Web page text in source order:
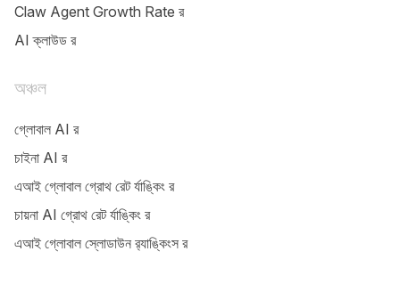
Claw Agent Growth Rate র‌‍‍‍‍‍‍‍‍‍‍‍‍‍‍‍‍‍‍‍‍‍‍‍‍‍‍‍‍‍‍‍‍‍‍‍‍‍‍‍‍‍‍‍‍‍‍‍‍‍‍‍‍‍‍‍‍‍‍‍‍‍‍‍‍‍‍‍‍‍‍‍‍‍‍‍‍‍‍‍‍‍‍‍‍‍‍‍‍‍‍‍‍‍‍‍‍‍‍‍‍‍‍‍‍‍‍‍‍‍‍‍‍‍‍‍‍‍‍‍‍‍‍‍‍‍‍‍‍‍‍‍‍‍‍‍‍‍‍‍‍‍‍‍‍‍‍‍‍‍‍‍‍‍‍‍‍‍‍‍‍‍‍‍‍‍‍‍‍‍‍‍‍‍‍‍‍‍‍‍‍‍‍‍‍‍‍‍‍‍‍‍‍‍‍‍‍‍‍‍‍‍‍‍‍‍‍‍‍‍‍‍‍‍‍‍‍‍‍‍‍‍‍‍‍‍‍‍‍‍‍‍‍‍‍‍‍‍‍‍‍‍‍‍‍‍‍‍‍‍‍‍‍‍‍‍‍‍‍‍‍‍‍‍‍‍‍‍‍‍‍‍‍‍‍‍‍‍‍‍‍‍‍‍‍‍‍‍‍‍‍‍‍‍‍‍‍‍‍‍‍‍‍‍‍‍‍‍‍‍‍‍‍‍‍‍‍‍‍‍‍‍‍‍‍‍‍‍‍‍‍‍‍‍‍‍‍‍‍‍‍‍‍‍‍‍‍‍‍‍‍‍‍‍‍‍‍‍‍‍‍‍‍‍‍‍‍‍‍‍‍‍‍‍‍‍‍‍‍‍‍‍‍‍‍‍‍‍‍‍‍‍‍‍‍‍‍‍‍‍‍‍‍‍‍‍‍‍‍‍‍‍‍‍‍‍‍‍‍‍‍‍‍‍‍‍‍‍‍‍‍‍‍‍‍‍‍‍‍‍‍‍‍‍‍‍‍‍‍‍‍‍‍‍‍‍‍‍‍‍‍‍‍‍‍‍‍‍‍‍‍‍‍‍‍‍‍‍‍‍‍‍‍‍‍‍‍‍‍‍‍‍‍‍‍‍‍‍‍‍‍‍‍‍‍‍‍‍‍‍‍‍‍‍‍‍‍‍‍‍‍‍‍‍‍‍‍‍‍‍‍‍‍‍‍‍‍‍‍‍‍‍‍‍‍‍‍‍‍‍‍‍‍‍‍‍‍‍‍‍‍‍‍‍‍‍‍‍‍‍‍‍‍‍‍‍‍‍‍‍‍‍‍‍‍‍‍‍‍‍‍‍‍‍‍‍‍‍‍‍‍‍‍‍‍‍‍‍‍‍‍‍‍‍‍‍‍‍‍‍‍‍‍‍‍‍‍‍‍‍‍‍‍‍‍‍‍‍‍‍‍‍‍‍‍‍‍‍‍‍‍‍‍‍‍‍‍‍‍‍‍‍‍‍‍‍‍‍‍‍‍‍‍‍‍‍‍‍‍‍‍‍‍‍‍‍‍‍‍‍‍‍‍‍‍‍‍‍‍‍‍‍‍‍‍‍‍‍‍‍‍‍‍‍‍‍‍‍‍‍‍‍‍‍‍‍‍‍‍‍‍‍‍‍‍‍‍‍‍‍‍‍‍‍‍‍‍‍‍‍‍‍‍‍‍‍‍‍‍‍‍‍‍‍‍‍‍‍‍‍‍‍‍‍‍‍‍‍‍‍‍‍‍‍‍‍‍‍‍‍‍‍‍‍‍‍‍‍‍‍‍‍‍‍‍‍‍‍‍‍‍‍‍‍‍‍‍‍‍‍‍‍‍‍‍‍‍‍‍‍‍‍‍‍‍‍‍‍‍‍‍‍‍‍‍‍‍‍‍‍‍‍‍‍‍‍‍‍‍‍‍‍‍‍‍‍‍‍‍‍‍‍‍‍‍‍‍‍‍‍‍‍‍‍‍‍‍‍‍‍‍‍‍‍‍‍‍‍‍‍‍‍‍‍‍‍‍‍‍‍‍‍‍‍‍‍‍‍‍‍‍‍‍‍‍‍‍‍‍‍‍‍‍‍‍‍‍‍‍‍‍‍‍‍‍‍‍‍‍‍‍‍‍‍‍‍‍‍‍‍‍‍‍‍‍‍‍‍‍‍‍‍‍‍‍‍‍‍‍‍‍‍‍‍‍‍‍‍‍‍‍‍‍‍‍‍‍‍‍‍‍‍‍‍‍‍‍‍‍‍‍‍‍‍‍‍‍‍‍‍‍‍‍‍‍‍‍‍‍‍‍‍‍‍‍‍‍‍‍‍‍‍‍‍‍‍‍‍‍‍‍‍‍‍‍‍‍‍‍‍‍‍‍‍‍‍‍‍‍‍‍‍‍‍‍‍‍‍‍‍‍‍‍‍‍‍‍‍‍‍‍‍‍‍‍‍‍‍‍‍‍‍‍‍‍‍‍‍‍‍‍‍‍‍‍‍‍‍‍‍‍‍‍‍‍‍‍‍‍‍‍‍‍‍‍‍‍‍‍‍‍‍‍‍‍‍‍‍‍‍‍‍‍‍‍‍‍‍‍‍‍‍‍‍‍‍‍‍‍‍‍‍‍‍‍‍‍‍‍‍‍‍‍‍‍‍‍‍‍‍‍‍‍‍‍‍‍‍‍‍‍‍‍‍‍‍‍‍‍‍‍‍‍‍‍‍‍‍‍‍‍‍‍‍‍‍‍‍‍‍‍‍‍‍‍‍‍‍‍‍‍‍‍‍‍‍‍‍‍‍‍‍‍‍‍‍‍‍‍‍‍‍‍‍‍‍‍‍‍‍‍‍‍‍‍‍‍‍‍‍‍‍‍‍‍‍‍‍‍‍‍‍‍‍‍‍‍‍‍‍‍‍‍‍‍‍‍‍‍‍‍‍‍‍‍‍‍‍‍‍‍‍‍‍‍‍‍‍‍‍‍‍‍‍‍‍‍‍‍‍‍‍‍‍‍‍‍‍‍‍‍‍‍‍‍‍‍‍‍‍‍‍‍‍‍‍‍‍‍‍‍‍‍‍‍‍‍‍‍‍‍‍‍‍‍‍‍‍‍‍‍‍‍‍‍‍‍‍‍‍‍‍‍‍‍‍‍‍‍‍‍‍‍‍‍‍‍‍‍‍‍‍‍‍‍‍‍‍‍‍‍‍‍‍‍‍‍‍‍‍‍‍‍‍‍‍‍‍‍‍‍‍‍‍‍‍‍‍‍‍‍‍‍‍‍‍‍‍‍‍‍‍‍‍‍‍‍‍‍‍‍‍‍‍‍‍‍‍‍‍‍‍‍‍‍‍‍‍‍‍‍‍‍‍‍‍‍‍‍‍‍‍‍‍‍‍‍‍‍‍‍‍‍‍‍‍‍‍‍‍‍‍‍‍‍‍‍‍‍‍‍‍‍‍‍‍‍‍‍‍‍‍‍‍‍‍‍‍‍‍‍‍‍‍‍‍‍‍‍‍‍‍‍‍‍‍‍‍‍‍‍‍‍‍‍‍‍‍‍‍‍‍‍‍‍‍‍‍‍‍‍‍‍‍‍‍‍‍‍‍‍‍‍‍‍‍‍‍‍‍‍‍‍‍‍‍‍‍‍‍‍‍‍‍‍‍‍‍‍‍‍‍‍‍‍‍‍‍‍‍‍‍‍‍‍‍‍‍‍‍‍‍‍‍‍‍‍‍‍‍‍‍‍‍‍‍‍‍‍‍‍‍‍‍‍‍‍‍‍‍‍‍‍‍‍‍‍‍‍‍‍‍‍‍‍‍‍‍‍‍‍‍‍‍‍‍‍‍‍‍‍‍‍‍‍‍‍‍‍‍‍‍‍‍‍‍‍‍‍‍‍‍‍‍‍‍‍‍‍‍‍‍‍‍‍‍‍‍‍‍‍‍‍‍‍‍‍‍‍‍‍‍‍‍‍‍‍‍‍‍‍‍‍‍‍‍‍‍‍‍‍‍‍‍‍‍‍‍‍‍‍‍‍‍‍‍‍‍‍‍‍‍‍‍‍‍‍‍‍‍‍‍‍‍‍‍‍‍‍‍‍‍‍‍‍‍‍‍‍‍‍‍‍‍‍‍‍‍‍‍‍‍‍‍‍‍‍‍‍‍‍‍‍‍‍‍‍‍‍‍‍‍‍‍‍‍‍‍‍‍‍‍‍‍‍‍‍‍‍‍‍‍‍‍‍‍‍‍‍‍‍‍‍‍‍‍‍‍‍‍‍‍‍‍‍‍‍‍‍‍‍‍‍‍‍‍‍‍‍‍‍‍‍‍‍‍‍‍‍‍‍‍‍‍‍‍‍‍‍‍‍‍‍‍‍‍‍‍‍‍‍‍‍‍‍‍‍‍‍‍‍‍‍‍‍‍‍‍‍‍‍‍‍‍‍‍‍‍‍‍‍‍‍‍‍‍‍‍‍
AI ক্লাউড র‌‍‍‍‍‍‍‍‍‍‍‍‍‍‍‍‍‍‍‍‍‍‍‍‍‍‍‍‍‍‍‍‍‍‍‍‍‍‍‍‍‍‍‍‍‍‍‍‍‍‍‍‍‍‍‍‍‍‍‍‍‍‍‍‍‍‍‍‍‍‍‍‍‍‍‍‍‍‍‍‍‍‍‍‍‍‍‍‍‍‍‍‍‍‍‍‍‍‍‍‍‍‍‍‍‍‍‍‍‍‍‍‍‍‍‍‍‍‍‍‍‍‍‍‍‍‍‍‍‍‍‍‍‍‍‍‍‍‍‍‍‍‍‍‍‍‍‍‍‍‍‍‍‍‍‍‍‍‍‍‍‍‍‍‍‍‍‍‍‍‍‍‍‍‍‍‍‍‍‍‍‍‍‍‍‍‍‍‍‍‍‍‍‍‍‍‍‍‍‍‍‍‍‍‍‍‍‍‍‍‍‍‍‍‍‍‍‍‍‍‍‍‍‍‍‍‍‍‍‍‍‍‍‍‍‍‍‍‍‍‍‍‍‍‍‍‍‍‍‍‍‍‍‍‍‍‍‍‍‍‍‍‍‍‍‍‍‍‍‍‍‍‍‍‍‍‍‍‍‍‍‍‍‍‍‍‍‍‍‍‍‍‍‍‍‍‍‍‍‍‍‍‍‍‍‍‍‍‍‍‍‍‍‍‍‍‍‍‍‍‍‍‍‍‍‍‍‍‍‍‍‍‍‍‍‍‍‍‍‍‍‍‍‍‍‍‍‍‍‍‍‍‍‍‍‍‍‍‍‍‍‍‍‍‍‍‍‍‍‍‍‍‍‍‍‍‍‍‍‍‍‍‍‍‍‍‍‍‍‍‍‍‍‍‍‍‍‍‍‍‍‍‍‍‍‍‍‍‍‍‍‍‍‍‍‍‍‍‍‍‍‍‍‍‍‍‍‍‍‍‍‍‍‍‍‍‍‍‍‍‍‍‍‍‍‍‍‍‍‍‍‍‍‍‍‍‍‍‍‍‍‍‍‍‍‍‍‍‍‍‍‍‍‍‍‍‍‍‍‍‍‍‍‍‍‍‍‍‍‍‍‍‍‍‍‍‍‍‍‍‍‍‍‍‍‍‍‍‍‍‍‍‍‍‍‍‍‍‍‍‍‍‍‍‍‍‍‍‍‍‍‍‍‍‍‍‍‍‍‍‍‍‍‍‍‍‍‍‍‍‍‍‍‍‍‍‍‍‍‍‍‍‍‍‍‍‍‍‍‍‍‍‍‍‍‍‍‍‍‍‍‍‍‍‍‍‍‍‍‍‍‍‍‍‍‍‍‍‍‍‍‍‍‍‍‍‍‍‍‍‍‍‍‍‍‍‍‍‍‍‍‍‍‍‍‍‍‍‍‍‍‍‍‍‍‍‍‍‍‍‍‍‍‍‍‍‍‍‍‍‍‍‍‍‍‍‍‍‍‍‍‍‍‍‍‍‍‍‍‍‍‍‍‍‍‍‍‍‍‍‍‍‍‍‍‍‍‍‍‍‍‍‍‍‍‍‍‍‍‍‍‍‍‍‍‍‍‍‍‍‍‍‍‍‍‍‍‍‍‍‍‍‍‍‍‍‍‍‍‍‍‍‍‍‍‍‍‍‍‍‍‍‍‍‍‍‍‍‍‍‍‍‍‍‍‍‍‍‍‍‍‍‍‍‍‍‍‍‍‍‍‍‍‍‍‍‍‍‍‍‍‍‍‍‍‍‍‍‍‍‍‍‍‍‍‍‍‍‍‍‍‍‍‍‍‍‍‍‍‍‍‍‍‍‍‍‍‍‍‍‍‍‍‍‍‍‍‍‍‍‍‍‍‍‍‍‍‍‍‍‍‍‍‍‍‍‍‍‍‍‍‍‍‍‍‍‍‍‍‍‍‍‍‍‍‍‍‍‍‍‍‍‍‍‍‍‍‍‍‍‍‍‍‍‍‍‍‍‍‍‍‍‍‍‍‍‍‍‍‍‍‍‍‍‍‍‍‍‍‍‍‍‍‍‍‍‍‍‍‍‍‍‍‍‍‍‍‍‍‍‍‍‍‍‍‍‍‍‍‍‍‍‍‍‍‍‍‍‍‍‍‍‍‍‍‍‍‍‍‍‍‍‍‍‍‍‍‍‍‍‍‍‍‍‍‍‍‍‍‍‍‍‍‍‍‍‍‍‍‍‍‍‍‍‍‍‍‍‍‍‍‍‍‍‍‍‍‍‍‍‍‍‍‍‍‍‍‍‍‍‍‍‍‍‍‍‍‍‍‍‍‍‍‍‍‍‍‍‍‍‍‍‍‍‍‍‍‍‍‍‍‍‍‍‍‍‍‍‍‍‍‍‍‍‍‍‍‍‍‍‍‍‍‍‍‍‍‍‍‍‍‍‍‍‍‍‍‍‍‍‍‍‍‍‍‍‍‍‍‍‍‍‍‍‍‍‍‍‍‍‍‍‍‍‍‍‍‍‍‍‍‍‍‍‍‍‍‍‍‍‍‍‍‍‍‍‍‍‍‍‍‍‍‍‍‍‍‍‍‍‍‍‍‍‍‍‍‍‍‍‍‍‍‍‍‍‍‍‍‍‍‍‍‍‍‍‍‍‍‍‍‍‍‍‍‍‍‍‍‍‍‍‍‍‍‍‍‍‍‍‍‍‍‍‍‍‍‍‍‍‍‍‍‍‍‍‍‍‍‍‍‍‍‍‍‍‍‍‍‍‍‍‍‍‍‍‍‍‍‍‍‍‍‍‍‍‍‍‍‍‍‍‍‍‍‍‍‍‍‍‍‍‍‍‍‍‍‍‍‍‍‍‍‍‍‍‍‍‍‍‍‍‍‍‍‍‍‍‍‍‍‍‍‍‍‍‍‍‍‍‍‍‍‍‍‍‍‍‍‍‍‍‍‍‍‍‍‍‍‍‍‍‍‍‍‍‍‍‍‍‍‍‍‍‍‍‍‍‍‍‍‍‍‍‍‍‍‍‍‍‍‍‍‍‍‍‍‍‍‍‍‍‍‍‍‍‍‍‍‍‍‍‍‍‍‍‍‍‍‍‍‍‍‍‍‍‍‍‍‍‍‍‍‍‍‍‍‍‍‍‍‍‍‍‍‍‍‍‍‍‍‍‍‍‍‍‍‍‍‍‍‍‍‍‍‍‍‍‍‍‍‍‍‍‍‍‍‍‍‍‍‍‍‍‍‍‍‍‍‍‍‍‍‍‍‍‍‍‍‍‍‍‍‍‍‍‍‍‍‍‍‍‍‍‍‍‍‍‍‍‍‍‍‍‍‍‍‍‍‍‍‍‍‍‍‍‍‍‍‍‍‍‍‍‍‍‍‍‍‍‍‍‍‍‍‍‍‍‍‍‍‍‍‍‍‍‍‍‍‍‍‍‍‍‍‍‍‍‍‍‍‍‍‍‍‍‍‍‍‍‍‍‍‍‍‍‍‍‍‍‍‍‍‍‍‍‍‍‍‍‍‍‍‍‍‍‍‍‍‍‍‍‍‍‍‍‍‍‍‍‍‍‍‍‍‍‍‍‍‍‍‍‍‍‍‍‍‍‍‍‍‍‍‍‍‍‍‍‍‍‍‍‍‍‍‍‍‍‍‍‍‍‍‍‍‍‍‍‍‍‍‍‍‍‍‍‍‍‍‍‍‍‍‍‍‍‍‍‍‍‍‍‍‍‍‍‍‍‍‍‍‍‍‍‍‍‍‍‍‍‍‍‍‍‍‍‍‍‍‍‍‍‍‍‍‍‍‍‍‍‍‍‍‍‍‍‍‍‍‍‍‍‍‍‍‍‍‍‍‍‍‍‍‍‍‍‍‍‍‍‍‍‍‍‍‍‍‍‍‍‍‍‍‍‍‍‍‍‍‍‍‍‍‍‍‍‍‍‍‍‍‍‍‍‍‍‍‍‍‍‍‍‍‍‍‍‍‍‍‍‍‍‍‍‍‍‍‍‍‍‍‍‍‍‍‍‍‍‍‍‍‍‍‍‍‍‍‍‍‍‍‍‍‍‍‍‍‍‍‍‍‍‍‍‍‍‍‍‍‍‍‍‍‍‍‍‍‍‍‍‍‍‍‍‍‍‍‍‍‍‍‍‍‍‍‍‍‍‍‍‍‍‍‍‍‍‍‍‍‍‍‍‍‍‍‍‍‍‍‍‍‍‍‍‍‍‍‍‍‍‍‍‍‍‍‍‍‍‍‍‍‍‍‍‍‍‍‍‍‍‍‍‍‍‍‍‍‍‍‍‍‍‍‍‍‍‍‍‍‍‍‍‍‍‍‍‍‍‍‍‍‍‍‍‍‍‍‍‍‍‍‍‍‍‍‍‍‍‍‍‍‍‍‍‍‍‍‍‍‍‍‍‍‍‍‍‍‍‍‍‍‍‍‍‍‍‍‍‍‍‍‍‍‍‍‍‍‍‍
অঞ্চল
গ্লোবাল AI র‌‍‍‍‍‍‍‍‍‍‍‍‍‍‍‍‍‍‍‍‍‍‍‍‍‍‍‍‍‍‍‍‍‍‍‍‍‍‍‍‍‍‍‍‍‍‍‍‍‍‍‍‍‍‍‍‍‍‍‍‍‍‍‍‍‍‍‍‍‍‍‍‍‍‍‍‍‍‍‍‍‍‍‍‍‍‍‍‍‍‍‍‍‍‍‍‍‍‍‍‍‍‍‍‍‍‍‍‍‍‍‍‍‍‍‍‍‍‍‍‍‍‍‍‍‍‍‍‍‍‍‍‍‍‍‍‍‍‍‍‍‍‍‍‍‍‍‍‍‍‍‍‍‍‍‍‍‍‍‍‍‍‍‍‍‍‍‍‍‍‍‍‍‍‍‍‍‍‍‍‍‍‍‍‍‍‍‍‍‍‍‍‍‍‍‍‍‍‍‍‍‍‍‍‍‍‍‍‍‍‍‍‍‍‍‍‍‍‍‍‍‍‍‍‍‍‍‍‍‍‍‍‍‍‍‍‍‍‍‍‍‍‍‍‍‍‍‍‍‍‍‍‍‍‍‍‍‍‍‍‍‍‍‍‍‍‍‍‍‍‍‍‍‍‍‍‍‍‍‍‍‍‍‍‍‍‍‍‍‍‍‍‍‍‍‍‍‍‍‍‍‍‍‍‍‍‍‍‍‍‍‍‍‍‍‍‍‍‍‍‍‍‍‍‍‍‍‍‍‍‍‍‍‍‍‍‍‍‍‍‍‍‍‍‍‍‍‍‍‍‍‍‍‍‍‍‍‍‍‍‍‍‍‍‍‍‍‍‍‍‍‍‍‍‍‍‍‍‍‍‍‍‍‍‍‍‍‍‍‍‍‍‍‍‍‍‍‍‍‍‍‍‍‍‍‍‍‍‍‍‍‍‍‍‍‍‍‍‍‍‍‍‍‍‍‍‍‍‍‍‍‍‍‍‍‍‍‍‍‍‍‍‍‍‍‍‍‍‍‍‍‍‍‍‍‍‍‍‍‍‍‍‍‍‍‍‍‍‍‍‍‍‍‍‍‍‍‍‍‍‍‍‍‍‍‍‍‍‍‍‍‍‍‍‍‍‍‍‍‍‍‍‍‍‍‍‍‍‍‍‍‍‍‍‍‍‍‍‍‍‍‍‍‍‍‍‍‍‍‍‍‍‍‍‍‍‍‍‍‍‍‍‍‍‍‍‍‍‍‍‍‍‍‍‍‍‍‍‍‍‍‍‍‍‍‍‍‍‍‍‍‍‍‍‍‍‍‍‍‍‍‍‍‍‍‍‍‍‍‍‍‍‍‍‍‍‍‍‍‍‍‍‍‍‍‍‍‍‍‍‍‍‍‍‍‍‍‍‍‍‍‍‍‍‍‍‍‍‍‍‍‍‍‍‍‍‍‍‍‍‍‍‍‍‍‍‍‍‍‍‍‍‍‍‍‍‍‍‍‍‍‍‍‍‍‍‍‍‍‍‍‍‍‍‍‍‍‍‍‍‍‍‍‍‍‍‍‍‍‍‍‍‍‍‍‍‍‍‍‍‍‍‍‍‍‍‍‍‍‍‍‍‍‍‍‍‍‍‍‍‍‍‍‍‍‍‍‍‍‍‍‍‍‍‍‍‍‍‍‍‍‍‍‍‍‍‍‍‍‍‍‍‍‍‍‍‍‍‍‍‍‍‍‍‍‍‍‍‍‍‍‍‍‍‍‍‍‍‍‍‍‍‍‍‍‍‍‍‍‍‍‍‍‍‍‍‍‍‍‍‍‍‍‍‍‍‍‍‍‍‍‍‍‍‍‍‍‍‍‍‍‍‍‍‍‍‍‍‍‍‍‍‍‍‍‍‍‍‍‍‍‍‍‍‍‍‍‍‍‍‍‍‍‍‍‍‍‍‍‍‍‍‍‍‍‍‍‍‍‍‍‍‍‍‍‍‍‍‍‍‍‍‍‍‍‍‍‍‍‍‍‍‍‍‍‍‍‍‍‍‍‍‍‍‍‍‍‍‍‍‍‍‍‍‍‍‍‍‍‍‍‍‍‍‍‍‍‍‍‍‍‍‍‍‍‍‍‍‍‍‍‍‍‍‍‍‍‍‍‍‍‍‍‍‍‍‍‍‍‍‍‍‍‍‍‍‍‍‍‍‍‍‍‍‍‍‍‍‍‍‍‍‍‍‍‍‍‍‍‍‍‍‍‍‍‍‍‍‍‍‍‍‍‍‍‍‍‍‍‍‍‍‍‍‍‍‍‍‍‍‍‍‍‍‍‍‍‍‍‍‍‍‍‍‍‍‍‍‍‍‍‍‍‍‍‍‍‍‍‍‍‍‍‍‍‍‍‍‍‍‍‍‍‍‍‍‍‍‍‍‍‍‍‍‍‍‍‍‍‍‍‍‍‍‍‍‍‍‍‍‍‍‍‍‍‍‍‍‍‍‍‍‍‍‍‍‍‍‍‍‍‍‍‍‍‍‍‍‍‍‍‍‍‍‍‍‍‍‍‍‍‍‍‍‍‍‍‍‍‍‍‍‍‍‍‍‍‍‍‍‍‍‍‍‍‍‍‍‍‍‍‍‍‍‍‍‍‍‍‍‍‍‍‍‍‍‍‍‍‍‍‍‍‍‍‍‍‍‍‍‍‍‍‍‍‍‍‍‍‍‍‍‍‍‍‍‍‍‍‍‍‍‍‍‍‍‍‍‍‍‍‍‍‍‍‍‍‍‍‍‍‍‍‍‍‍‍‍‍‍‍‍‍‍‍‍‍‍‍‍‍‍‍‍‍‍‍‍‍‍‍‍‍‍‍‍‍‍‍‍‍‍‍‍‍‍‍‍‍‍‍‍‍‍‍‍‍‍‍‍‍‍‍‍‍‍‍‍‍‍‍‍‍‍‍‍‍‍‍‍‍‍‍‍‍‍‍‍‍‍‍‍‍‍‍‍‍‍‍‍‍‍‍‍‍‍‍‍‍‍‍‍‍‍‍‍‍‍‍‍‍‍‍‍‍‍‍‍‍‍‍‍‍‍‍‍‍‍‍‍‍‍‍‍‍‍‍‍‍‍‍‍‍‍‍‍‍‍‍‍‍‍‍‍‍‍‍‍‍‍‍‍‍‍‍‍‍‍‍‍‍‍‍‍‍‍‍‍‍‍‍‍‍‍‍‍‍‍‍‍‍‍‍‍‍‍‍‍‍‍‍‍‍‍‍‍‍‍‍‍‍‍‍‍‍‍‍‍‍‍‍‍‍‍‍‍‍‍‍‍‍‍‍‍‍‍‍‍‍‍‍‍‍‍‍‍‍‍‍‍‍‍‍‍‍‍‍‍‍‍‍‍‍‍‍‍‍‍‍‍‍‍‍‍‍‍‍‍‍‍‍‍‍‍‍‍‍‍‍‍‍‍‍‍‍‍‍‍‍‍‍‍‍‍‍‍‍‍‍‍‍‍‍‍‍‍‍‍‍‍‍‍‍‍‍‍‍‍‍‍‍‍‍‍‍‍‍‍‍‍‍‍‍‍‍‍‍‍‍‍‍‍‍‍‍‍‍‍‍‍‍‍‍‍‍‍‍‍‍‍‍‍‍‍‍‍‍‍‍‍‍‍‍‍‍‍‍‍‍‍‍‍‍‍‍‍‍‍‍‍‍‍‍‍‍‍‍‍‍‍‍‍‍‍‍‍‍‍‍‍‍‍‍‍‍‍‍‍‍‍‍‍‍‍‍‍‍‍‍‍‍‍‍‍‍‍‍‍‍‍‍‍‍‍‍‍‍‍‍‍‍‍‍‍‍‍‍‍‍‍‍‍‍‍‍‍‍‍‍‍‍‍‍‍‍‍‍‍‍‍‍‍‍‍‍‍‍‍‍‍‍‍‍‍‍‍‍‍‍‍‍‍‍‍‍‍‍‍‍‍‍‍‍‍‍‍‍‍‍‍‍‍‍‍‍‍‍‍‍‍‍‍‍‍‍‍‍‍‍‍‍‍‍‍‍‍‍‍‍‍‍‍‍‍‍‍‍‍‍‍‍‍‍‍‍‍‍‍‍‍‍‍‍‍‍‍‍‍‍‍‍‍‍‍‍‍‍‍‍‍‍‍‍‍‍‍‍‍‍‍‍‍‍‍‍‍‍‍‍‍‍‍‍‍‍‍‍‍‍‍‍‍‍‍‍‍‍‍‍‍‍‍‍‍‍‍‍‍‍‍‍‍‍‍‍‍‍‍‍‍‍‍‍‍‍‍‍‍‍‍‍‍‍‍‍‍‍‍‍‍‍‍‍‍‍‍‍‍‍‍‍‍‍‍‍‍‍‍‍‍‍‍‍‍‍‍‍‍‍‍‍‍‍‍‍‍‍‍‍‍‍‍‍‍‍‍‍‍‍‍‍‍‍‍‍‍‍‍‍‍‍‍‍‍‍‍‍‍‍‍‍‍‍‍‍‍‍‍‍
চাইনা AI র‌‍‍‍‍‍‍‍‍‍‍‍‍‍‍‍‍‍‍‍‍‍‍‍‍‍‍‍‍‍‍‍‍‍‍‍‍‍‍‍‍‍‍‍‍‍‍‍‍‍‍‍‍‍‍‍‍‍‍‍‍‍‍‍‍‍‍‍‍‍‍‍‍‍‍‍‍‍‍‍‍‍‍‍‍‍‍‍‍‍‍‍‍‍‍‍‍‍‍‍‍‍‍‍‍‍‍‍‍‍‍‍‍‍‍‍‍‍‍‍‍‍‍‍‍‍‍‍‍‍‍‍‍‍‍‍‍‍‍‍‍‍‍‍‍‍‍‍‍‍‍‍‍‍‍‍‍‍‍‍‍‍‍‍‍‍‍‍‍‍‍‍‍‍‍‍‍‍‍‍‍‍‍‍‍‍‍‍‍‍‍‍‍‍‍‍‍‍‍‍‍‍‍‍‍‍‍‍‍‍‍‍‍‍‍‍‍‍‍‍‍‍‍‍‍‍‍‍‍‍‍‍‍‍‍‍‍‍‍‍‍‍‍‍‍‍‍‍‍‍‍‍‍‍‍‍‍‍‍‍‍‍‍‍‍‍‍‍‍‍‍‍‍‍‍‍‍‍‍‍‍‍‍‍‍‍‍‍‍‍‍‍‍‍‍‍‍‍‍‍‍‍‍‍‍‍‍‍‍‍‍‍‍‍‍‍‍‍‍‍‍‍‍‍‍‍‍‍‍‍‍‍‍‍‍‍‍‍‍‍‍‍‍‍‍‍‍‍‍‍‍‍‍‍‍‍‍‍‍‍‍‍‍‍‍‍‍‍‍‍‍‍‍‍‍‍‍‍‍‍‍‍‍‍‍‍‍‍‍‍‍‍‍‍‍‍‍‍‍‍‍‍‍‍‍‍‍‍‍‍‍‍‍‍‍‍‍‍‍‍‍‍‍‍‍‍‍‍‍‍‍‍‍‍‍‍‍‍‍‍‍‍‍‍‍‍‍‍‍‍‍‍‍‍‍‍‍‍‍‍‍‍‍‍‍‍‍‍‍‍‍‍‍‍‍‍‍‍‍‍‍‍‍‍‍‍‍‍‍‍‍‍‍‍‍‍‍‍‍‍‍‍‍‍‍‍‍‍‍‍‍‍‍‍‍‍‍‍‍‍‍‍‍‍‍‍‍‍‍‍‍‍‍‍‍‍‍‍‍‍‍‍‍‍‍‍‍‍‍‍‍‍‍‍‍‍‍‍‍‍‍‍‍‍‍‍‍‍‍‍‍‍‍‍‍‍‍‍‍‍‍‍‍‍‍‍‍‍‍‍‍‍‍‍‍‍‍‍‍‍‍‍‍‍‍‍‍‍‍‍‍‍‍‍‍‍‍‍‍‍‍‍‍‍‍‍‍‍‍‍‍‍‍‍‍‍‍‍‍‍‍‍‍‍‍‍‍‍‍‍‍‍‍‍‍‍‍‍‍‍‍‍‍‍‍‍‍‍‍‍‍‍‍‍‍‍‍‍‍‍‍‍‍‍‍‍‍‍‍‍‍‍‍‍‍‍‍‍‍‍‍‍‍‍‍‍‍‍‍‍‍‍‍‍‍‍‍‍‍‍‍‍‍‍‍‍‍‍‍‍‍‍‍‍‍‍‍‍‍‍‍‍‍‍‍‍‍‍‍‍‍‍‍‍‍‍‍‍‍‍‍‍‍‍‍‍‍‍‍‍‍‍‍‍‍‍‍‍‍‍‍‍‍‍‍‍‍‍‍‍‍‍‍‍‍‍‍‍‍‍‍‍‍‍‍‍‍‍‍‍‍‍‍‍‍‍‍‍‍‍‍‍‍‍‍‍‍‍‍‍‍‍‍‍‍‍‍‍‍‍‍‍‍‍‍‍‍‍‍‍‍‍‍‍‍‍‍‍‍‍‍‍‍‍‍‍‍‍‍‍‍‍‍‍‍‍‍‍‍‍‍‍‍‍‍‍‍‍‍‍‍‍‍‍‍‍‍‍‍‍‍‍‍‍‍‍‍‍‍‍‍‍‍‍‍‍‍‍‍‍‍‍‍‍‍‍‍‍‍‍‍‍‍‍‍‍‍‍‍‍‍‍‍‍‍‍‍‍‍‍‍‍‍‍‍‍‍‍‍‍‍‍‍‍‍‍‍‍‍‍‍‍‍‍‍‍‍‍‍‍‍‍‍‍‍‍‍‍‍‍‍‍‍‍‍‍‍‍‍‍‍‍‍‍‍‍‍‍‍‍‍‍‍‍‍‍‍‍‍‍‍‍‍‍‍‍‍‍‍‍‍‍‍‍‍‍‍‍‍‍‍‍‍‍‍‍‍‍‍‍‍‍‍‍‍‍‍‍‍‍‍‍‍‍‍‍‍‍‍‍‍‍‍‍‍‍‍‍‍‍‍‍‍‍‍‍‍‍‍‍‍‍‍‍‍‍‍‍‍‍‍‍‍‍‍‍‍‍‍‍‍‍‍‍‍‍‍‍‍‍‍‍‍‍‍‍‍‍‍‍‍‍‍‍‍‍‍‍‍‍‍‍‍‍‍‍‍‍‍‍‍‍‍‍‍‍‍‍‍‍‍‍‍‍‍‍‍‍‍‍‍‍‍‍‍‍‍‍‍‍‍‍‍‍‍‍‍‍‍‍‍‍‍‍‍‍‍‍‍‍‍‍‍‍‍‍‍‍‍‍‍‍‍‍‍‍‍‍‍‍‍‍‍‍‍‍‍‍‍‍‍‍‍‍‍‍‍‍‍‍‍‍‍‍‍‍‍‍‍‍‍‍‍‍‍‍‍‍‍‍‍‍‍‍‍‍‍‍‍‍‍‍‍‍‍‍‍‍‍‍‍‍‍‍‍‍‍‍‍‍‍‍‍‍‍‍‍‍‍‍‍‍‍‍‍‍‍‍‍‍‍‍‍‍‍‍‍‍‍‍‍‍‍‍‍‍‍‍‍‍‍‍‍‍‍‍‍‍‍‍‍‍‍‍‍‍‍‍‍‍‍‍‍‍‍‍‍‍‍‍‍‍‍‍‍‍‍‍‍‍‍‍‍‍‍‍‍‍‍‍‍‍‍‍‍‍‍‍‍‍‍‍‍‍‍‍‍‍‍‍‍‍‍‍‍‍‍‍‍‍‍‍‍‍‍‍‍‍‍‍‍‍‍‍‍‍‍‍‍‍‍‍‍‍‍‍‍‍‍‍‍‍‍‍‍‍‍‍‍‍‍‍‍‍‍‍‍‍‍‍‍‍‍‍‍‍‍‍‍‍‍‍‍‍‍‍‍‍‍‍‍‍‍‍‍‍‍‍‍‍‍‍‍‍‍‍‍‍‍‍‍‍‍‍‍‍‍‍‍‍‍‍‍‍‍‍‍‍‍‍‍‍‍‍‍‍‍‍‍‍‍‍‍‍‍‍‍‍‍‍‍‍‍‍‍‍‍‍‍‍‍‍‍‍‍‍‍‍‍‍‍‍‍‍‍‍‍‍‍‍‍‍‍‍‍‍‍‍‍‍‍‍‍‍‍‍‍‍‍‍‍‍‍‍‍‍‍‍‍‍‍‍‍‍‍‍‍‍‍‍‍‍‍‍‍‍‍‍‍‍‍‍‍‍‍‍‍‍‍‍‍‍‍‍‍‍‍‍‍‍‍‍‍‍‍‍‍‍‍‍‍‍‍‍‍‍‍‍‍‍‍‍‍‍‍‍‍‍‍‍‍‍‍‍‍‍‍‍‍‍‍‍‍‍‍‍‍‍‍‍‍‍‍‍‍‍‍‍‍‍‍‍‍‍‍‍‍‍‍‍‍‍‍‍‍‍‍‍‍‍‍‍‍‍‍‍‍‍‍‍‍‍‍‍‍‍‍‍‍‍‍‍‍‍‍‍‍‍‍‍‍‍‍‍‍‍‍‍‍‍‍‍‍‍‍‍‍‍‍‍‍‍‍‍‍‍‍‍‍‍‍‍‍‍‍‍‍‍‍‍‍‍‍‍‍‍‍‍‍‍‍‍‍‍‍‍‍‍‍‍‍‍‍‍‍‍‍‍‍‍‍‍‍‍‍‍‍‍‍‍‍‍‍‍‍‍‍‍‍‍‍‍‍‍‍‍‍‍‍‍‍‍‍‍‍‍‍‍‍‍‍‍‍‍‍‍‍‍‍‍‍‍‍‍‍‍‍‍‍‍‍‍‍‍‍‍‍‍‍‍‍‍‍‍‍‍‍‍‍‍‍‍‍‍‍‍‍‍‍‍‍‍‍‍‍‍‍‍‍‍‍‍‍‍‍‍‍‍‍‍‍‍‍‍‍‍‍‍‍‍‍‍‍‍‍‍‍‍‍‍‍‍‍‍‍‍‍‍‍‍‍‍‍‍‍‍‍‍‍‍‍‍‍‍‍‍‍‍‍‍‍‍‍‍‍‍‍‍‍‍‍‍‍‍‍‍‍‍‍
এআই গ্লোবাল গ্রোথ রেট র্যাঙ্কিং র‌‍‍‍‍‍‍‍‍‍‍‍‍‍‍‍‍‍‍‍‍‍‍‍‍‍‍‍‍‍‍‍‍‍‍‍‍‍‍‍‍‍‍‍‍‍‍‍‍‍‍‍‍‍‍‍‍‍‍‍‍‍‍‍‍‍‍‍‍‍‍‍‍‍‍‍‍‍‍‍‍‍‍‍‍‍‍‍‍‍‍‍‍‍‍‍‍‍‍‍‍‍‍‍‍‍‍‍‍‍‍‍‍‍‍‍‍‍‍‍‍‍‍‍‍‍‍‍‍‍‍‍‍‍‍‍‍‍‍‍‍‍‍‍‍‍‍‍‍‍‍‍‍‍‍‍‍‍‍‍‍‍‍‍‍‍‍‍‍‍‍‍‍‍‍‍‍‍‍‍‍‍‍‍‍‍‍‍‍‍‍‍‍‍‍‍‍‍‍‍‍‍‍‍‍‍‍‍‍‍‍‍‍‍‍‍‍‍‍‍‍‍‍‍‍‍‍‍‍‍‍‍‍‍‍‍‍‍‍‍‍‍‍‍‍‍‍‍‍‍‍‍‍‍‍‍‍‍‍‍‍‍‍‍‍‍‍‍‍‍‍‍‍‍‍‍‍‍‍‍‍‍‍‍‍‍‍‍‍‍‍‍‍‍‍‍‍‍‍‍‍‍‍‍‍‍‍‍‍‍‍‍‍‍‍‍‍‍‍‍‍‍‍‍‍‍‍‍‍‍‍‍‍‍‍‍‍‍‍‍‍‍‍‍‍‍‍‍‍‍‍‍‍‍‍‍‍‍‍‍‍‍‍‍‍‍‍‍‍‍‍‍‍‍‍‍‍‍‍‍‍‍‍‍‍‍‍‍‍‍‍‍‍‍‍‍‍‍‍‍‍‍‍‍‍‍‍‍‍‍‍‍‍‍‍‍‍‍‍‍‍‍‍‍‍‍‍‍‍‍‍‍‍‍‍‍‍‍‍‍‍‍‍‍‍‍‍‍‍‍‍‍‍‍‍‍‍‍‍‍‍‍‍‍‍‍‍‍‍‍‍‍‍‍‍‍‍‍‍‍‍‍‍‍‍‍‍‍‍‍‍‍‍‍‍‍‍‍‍‍‍‍‍‍‍‍‍‍‍‍‍‍‍‍‍‍‍‍‍‍‍‍‍‍‍‍‍‍‍‍‍‍‍‍‍‍‍‍‍‍‍‍‍‍‍‍‍‍‍‍‍‍‍‍‍‍‍‍‍‍‍‍‍‍‍‍‍‍‍‍‍‍‍‍‍‍‍‍‍‍‍‍‍‍‍‍‍‍‍‍‍‍‍‍‍‍‍‍‍‍‍‍‍‍‍‍‍‍‍‍‍‍‍‍‍‍‍‍‍‍‍‍‍‍‍‍‍‍‍‍‍‍‍‍‍‍‍‍‍‍‍‍‍‍‍‍‍‍‍‍‍‍‍‍‍‍‍‍‍‍‍‍‍‍‍‍‍‍‍‍‍‍‍‍‍‍‍‍‍‍‍‍‍‍‍‍‍‍‍‍‍‍‍‍‍‍‍‍‍‍‍‍‍‍‍‍‍‍‍‍‍‍‍‍‍‍‍‍‍‍‍‍‍‍‍‍‍‍‍‍‍‍‍‍‍‍‍‍‍‍‍‍‍‍‍‍‍‍‍‍‍‍‍‍‍‍‍‍‍‍‍‍‍‍‍‍‍‍‍‍‍‍‍‍‍‍‍‍‍‍‍‍‍‍‍‍‍‍‍‍‍‍‍‍‍‍‍‍‍‍‍‍‍‍‍‍‍‍‍‍‍‍‍‍‍‍‍‍‍‍‍‍‍‍‍‍‍‍‍‍‍‍‍‍‍‍‍‍‍‍‍‍‍‍‍‍‍‍‍‍‍‍‍‍‍‍‍‍‍‍‍‍‍‍‍‍‍‍‍‍‍‍‍‍‍‍‍‍‍‍‍‍‍‍‍‍‍‍‍‍‍‍‍‍‍‍‍‍‍‍‍‍‍‍‍‍‍‍‍‍‍‍‍‍‍‍‍‍‍‍‍‍‍‍‍‍‍‍‍‍‍‍‍‍‍‍‍‍‍‍‍‍‍‍‍‍‍‍‍‍‍‍‍‍‍‍‍‍‍‍‍‍‍‍‍‍‍‍‍‍‍‍‍‍‍‍‍‍‍‍‍‍‍‍‍‍‍‍‍‍‍‍‍‍‍‍‍‍‍‍‍‍‍‍‍‍‍‍‍‍‍‍‍‍‍‍‍‍‍‍‍‍‍‍‍‍‍‍‍‍‍‍‍‍‍‍‍‍‍‍‍‍‍‍‍‍‍‍‍‍‍‍‍‍‍‍‍‍‍‍‍‍‍‍‍‍‍‍‍‍‍‍‍‍‍‍‍‍‍‍‍‍‍‍‍‍‍‍‍‍‍‍‍‍‍‍‍‍‍‍‍‍‍‍‍‍‍‍‍‍‍‍‍‍‍‍‍‍‍‍‍‍‍‍‍‍‍‍‍‍‍‍‍‍‍‍‍‍‍‍‍‍‍‍‍‍‍‍‍‍‍‍‍‍‍‍‍‍‍‍‍‍‍‍‍‍‍‍‍‍‍‍‍‍‍‍‍‍‍‍‍‍‍‍‍‍‍‍‍‍‍‍‍‍‍‍‍‍‍‍‍‍‍‍‍‍‍‍‍‍‍‍‍‍‍‍‍‍‍‍‍‍‍‍‍‍‍‍‍‍‍‍‍‍‍‍‍‍‍‍‍‍‍‍‍‍‍‍‍‍‍‍‍‍‍‍‍‍‍‍‍‍‍‍‍‍‍‍‍‍‍‍‍‍‍‍‍‍‍‍‍‍‍‍‍‍‍‍‍‍‍‍‍‍‍‍‍‍‍‍‍‍‍‍‍‍‍‍‍‍‍‍‍‍‍‍‍‍‍‍‍‍‍‍‍‍‍‍‍‍‍‍‍‍‍‍‍‍‍‍‍‍‍‍‍‍‍‍‍‍‍‍‍‍‍‍‍‍‍‍‍‍‍‍‍‍‍‍‍‍‍‍‍‍‍‍‍‍‍‍‍‍‍‍‍‍‍‍‍‍‍‍‍‍‍‍‍‍‍‍‍‍‍‍‍‍‍‍‍‍‍‍‍‍‍‍‍‍‍‍‍‍‍‍‍‍‍‍‍‍‍‍‍‍‍‍‍‍‍‍‍‍‍‍‍‍‍‍‍‍‍‍‍‍‍‍‍‍‍‍‍‍‍‍‍‍‍‍‍‍‍‍‍‍‍‍‍‍‍‍‍‍‍‍‍‍‍‍‍‍‍‍‍‍‍‍‍‍‍‍‍‍‍‍‍‍‍‍‍‍‍‍‍‍‍‍‍‍‍‍‍‍‍‍‍‍‍‍‍‍‍‍‍‍‍‍‍‍‍‍‍‍‍‍‍‍‍‍‍‍‍‍‍‍‍‍‍‍‍‍‍‍‍‍‍‍‍‍‍‍‍‍‍‍‍‍‍‍‍‍‍‍‍‍‍‍‍‍‍‍‍‍‍‍‍‍‍‍‍‍‍‍‍‍‍‍‍‍‍‍‍‍‍‍‍‍‍‍‍‍‍‍‍‍‍‍‍‍‍‍‍‍‍‍‍‍‍‍‍‍‍‍‍‍‍‍‍‍‍‍‍‍‍‍‍‍‍‍‍‍‍‍‍‍‍‍‍‍‍‍‍‍‍‍‍‍‍‍‍‍‍‍‍‍‍‍‍‍‍‍‍‍‍‍‍‍‍‍‍‍‍‍‍‍‍‍‍‍‍‍‍‍‍‍‍‍‍‍‍‍‍‍‍‍‍‍‍‍‍‍‍‍‍‍‍‍‍‍‍‍‍‍‍‍‍‍‍‍‍‍‍‍‍‍‍‍‍‍‍‍‍‍‍‍‍‍‍‍‍‍‍‍‍‍‍‍‍‍‍‍‍‍‍‍‍‍‍‍‍‍‍‍‍‍‍‍‍‍‍‍‍‍‍‍‍‍‍‍‍‍‍‍‍‍‍‍‍‍‍‍‍‍‍‍‍‍‍‍‍‍‍‍‍‍‍‍‍‍‍‍‍‍‍‍‍‍‍‍‍‍‍‍‍‍‍‍‍‍‍‍‍‍‍‍‍‍‍‍‍‍‍‍‍‍‍‍‍‍‍‍‍‍‍‍‍‍‍‍‍‍‍‍‍‍‍‍‍‍‍‍‍‍‍‍‍‍‍‍‍‍‍‍‍‍‍‍‍‍‍‍‍‍‍‍‍‍‍‍‍‍‍‍‍‍‍‍‍‍‍‍‍‍‍‍‍‍‍‍‍‍‍‍‍‍‍‍‍‍‍‍‍‍‍‍‍‍‍‍‍‍‍‍‍‍‍‍‍‍‍‍‍‍‍‍‍‍‍‍‍‍‍‍‍‍‍‍‍‍‍
চায়না AI গ্রোথ রেট র্যাঙ্কিং র‌‍‍‍‍‍‍‍‍‍‍‍‍‍‍‍‍‍‍‍‍‍‍‍‍‍‍‍‍‍‍‍‍‍‍‍‍‍‍‍‍‍‍‍‍‍‍‍‍‍‍‍‍‍‍‍‍‍‍‍‍‍‍‍‍‍‍‍‍‍‍‍‍‍‍‍‍‍‍‍‍‍‍‍‍‍‍‍‍‍‍‍‍‍‍‍‍‍‍‍‍‍‍‍‍‍‍‍‍‍‍‍‍‍‍‍‍‍‍‍‍‍‍‍‍‍‍‍‍‍‍‍‍‍‍‍‍‍‍‍‍‍‍‍‍‍‍‍‍‍‍‍‍‍‍‍‍‍‍‍‍‍‍‍‍‍‍‍‍‍‍‍‍‍‍‍‍‍‍‍‍‍‍‍‍‍‍‍‍‍‍‍‍‍‍‍‍‍‍‍‍‍‍‍‍‍‍‍‍‍‍‍‍‍‍‍‍‍‍‍‍‍‍‍‍‍‍‍‍‍‍‍‍‍‍‍‍‍‍‍‍‍‍‍‍‍‍‍‍‍‍‍‍‍‍‍‍‍‍‍‍‍‍‍‍‍‍‍‍‍‍‍‍‍‍‍‍‍‍‍‍‍‍‍‍‍‍‍‍‍‍‍‍‍‍‍‍‍‍‍‍‍‍‍‍‍‍‍‍‍‍‍‍‍‍‍‍‍‍‍‍‍‍‍‍‍‍‍‍‍‍‍‍‍‍‍‍‍‍‍‍‍‍‍‍‍‍‍‍‍‍‍‍‍‍‍‍‍‍‍‍‍‍‍‍‍‍‍‍‍‍‍‍‍‍‍‍‍‍‍‍‍‍‍‍‍‍‍‍‍‍‍‍‍‍‍‍‍‍‍‍‍‍‍‍‍‍‍‍‍‍‍‍‍‍‍‍‍‍‍‍‍‍‍‍‍‍‍‍‍‍‍‍‍‍‍‍‍‍‍‍‍‍‍‍‍‍‍‍‍‍‍‍‍‍‍‍‍‍‍‍‍‍‍‍‍‍‍‍‍‍‍‍‍‍‍‍‍‍‍‍‍‍‍‍‍‍‍‍‍‍‍‍‍‍‍‍‍‍‍‍‍‍‍‍‍‍‍‍‍‍‍‍‍‍‍‍‍‍‍‍‍‍‍‍‍‍‍‍‍‍‍‍‍‍‍‍‍‍‍‍‍‍‍‍‍‍‍‍‍‍‍‍‍‍‍‍‍‍‍‍‍‍‍‍‍‍‍‍‍‍‍‍‍‍‍‍‍‍‍‍‍‍‍‍‍‍‍‍‍‍‍‍‍‍‍‍‍‍‍‍‍‍‍‍‍‍‍‍‍‍‍‍‍‍‍‍‍‍‍‍‍‍‍‍‍‍‍‍‍‍‍‍‍‍‍‍‍‍‍‍‍‍‍‍‍‍‍‍‍‍‍‍‍‍‍‍‍‍‍‍‍‍‍‍‍‍‍‍‍‍‍‍‍‍‍‍‍‍‍‍‍‍‍‍‍‍‍‍‍‍‍‍‍‍‍‍‍‍‍‍‍‍‍‍‍‍‍‍‍‍‍‍‍‍‍‍‍‍‍‍‍‍‍‍‍‍‍‍‍‍‍‍‍‍‍‍‍‍‍‍‍‍‍‍‍‍‍‍‍‍‍‍‍‍‍‍‍‍‍‍‍‍‍‍‍‍‍‍‍‍‍‍‍‍‍‍‍‍‍‍‍‍‍‍‍‍‍‍‍‍‍‍‍‍‍‍‍‍‍‍‍‍‍‍‍‍‍‍‍‍‍‍‍‍‍‍‍‍‍‍‍‍‍‍‍‍‍‍‍‍‍‍‍‍‍‍‍‍‍‍‍‍‍‍‍‍‍‍‍‍‍‍‍‍‍‍‍‍‍‍‍‍‍‍‍‍‍‍‍‍‍‍‍‍‍‍‍‍‍‍‍‍‍‍‍‍‍‍‍‍‍‍‍‍‍‍‍‍‍‍‍‍‍‍‍‍‍‍‍‍‍‍‍‍‍‍‍‍‍‍‍‍‍‍‍‍‍‍‍‍‍‍‍‍‍‍‍‍‍‍‍‍‍‍‍‍‍‍‍‍‍‍‍‍‍‍‍‍‍‍‍‍‍‍‍‍‍‍‍‍‍‍‍‍‍‍‍‍‍‍‍‍‍‍‍‍‍‍‍‍‍‍‍‍‍‍‍‍‍‍‍‍‍‍‍‍‍‍‍‍‍‍‍‍‍‍‍‍‍‍‍‍‍‍‍‍‍‍‍‍‍‍‍‍‍‍‍‍‍‍‍‍‍‍‍‍‍‍‍‍‍‍‍‍‍‍‍‍‍‍‍‍‍‍‍‍‍‍‍‍‍‍‍‍‍‍‍‍‍‍‍‍‍‍‍‍‍‍‍‍‍‍‍‍‍‍‍‍‍‍‍‍‍‍‍‍‍‍‍‍‍‍‍‍‍‍‍‍‍‍‍‍‍‍‍‍‍‍‍‍‍‍‍‍‍‍‍‍‍‍‍‍‍‍‍‍‍‍‍‍‍‍‍‍‍‍‍‍‍‍‍‍‍‍‍‍‍‍‍‍‍‍‍‍‍‍‍‍‍‍‍‍‍‍‍‍‍‍‍‍‍‍‍‍‍‍‍‍‍‍‍‍‍‍‍‍‍‍‍‍‍‍‍‍‍‍‍‍‍‍‍‍‍‍‍‍‍‍‍‍‍‍‍‍‍‍‍‍‍‍‍‍‍‍‍‍‍‍‍‍‍‍‍‍‍‍‍‍‍‍‍‍‍‍‍‍‍‍‍‍‍‍‍‍‍‍‍‍‍‍‍‍‍‍‍‍‍‍‍‍‍‍‍‍‍‍‍‍‍‍‍‍‍‍‍‍‍‍‍‍‍‍‍‍‍‍‍‍‍‍‍‍‍‍‍‍‍‍‍‍‍‍‍‍‍‍‍‍‍‍‍‍‍‍‍‍‍‍‍‍‍‍‍‍‍‍‍‍‍‍‍‍‍‍‍‍‍‍‍‍‍‍‍‍‍‍‍‍‍‍‍‍‍‍‍‍‍‍‍‍‍‍‍‍‍‍‍‍‍‍‍‍‍‍‍‍‍‍‍‍‍‍‍‍‍‍‍‍‍‍‍‍‍‍‍‍‍‍‍‍‍‍‍‍‍‍‍‍‍‍‍‍‍‍‍‍‍‍‍‍‍‍‍‍‍‍‍‍‍‍‍‍‍‍‍‍‍‍‍‍‍‍‍‍‍‍‍‍‍‍‍‍‍‍‍‍‍‍‍‍‍‍‍‍‍‍‍‍‍‍‍‍‍‍‍‍‍‍‍‍‍‍‍‍‍‍‍‍‍‍‍‍‍‍‍‍‍‍‍‍‍‍‍‍‍‍‍‍‍‍‍‍‍‍‍‍‍‍‍‍‍‍‍‍‍‍‍‍‍‍‍‍‍‍‍‍‍‍‍‍‍‍‍‍‍‍‍‍‍‍‍‍‍‍‍‍‍‍‍‍‍‍‍‍‍‍‍‍‍‍‍‍‍‍‍‍‍‍‍‍‍‍‍‍‍‍‍‍‍‍‍‍‍‍‍‍‍‍‍‍‍‍‍‍‍‍‍‍‍‍‍‍‍‍‍‍‍‍‍‍‍‍‍‍‍‍‍‍‍‍‍‍‍‍‍‍‍‍‍‍‍‍‍‍‍‍‍‍‍‍‍‍‍‍‍‍‍‍‍‍‍‍‍‍‍‍‍‍‍‍‍‍‍‍‍‍‍‍‍‍‍‍‍‍‍‍‍‍‍‍‍‍‍‍‍‍‍‍‍‍‍‍‍‍‍‍‍‍‍‍‍‍‍‍‍‍‍‍‍‍‍‍‍‍‍‍‍‍‍‍‍‍‍‍‍‍‍‍‍‍‍‍‍‍‍‍‍‍‍‍‍‍‍‍‍‍‍‍‍‍‍‍‍‍‍‍‍‍‍‍‍‍‍‍‍‍‍‍‍‍‍‍‍‍‍‍‍‍‍‍‍‍‍‍‍‍‍‍‍‍‍‍‍‍‍‍‍‍‍‍‍‍‍‍‍‍‍‍‍‍‍‍‍‍‍‍‍‍‍‍‍‍‍‍‍‍‍‍‍‍‍‍‍‍‍‍‍‍‍‍‍‍‍‍‍‍‍‍‍‍‍‍‍‍‍‍‍‍‍‍‍‍‍‍‍‍‍‍‍‍‍‍‍‍‍‍‍‍‍‍‍‍‍‍‍‍‍‍‍‍‍‍‍‍‍‍‍‍‍‍‍‍‍‍‍‍‍‍‍‍‍‍‍‍‍‍‍‍‍‍‍‍‍‍‍‍‍‍‍‍‍‍‍‍‍‍‍‍‍‍‍‍‍‍‍‍‍‍‍‍‍‍‍‍‍‍‍‍
এআই গ্লোবাল স্লোডাউন র‍্যাঙ্কিংস র‌‍‍‍‍‍‍‍‍‍‍‍‍‍‍‍‍‍‍‍‍‍‍‍‍‍‍‍‍‍‍‍‍‍‍‍‍‍‍‍‍‍‍‍‍‍‍‍‍‍‍‍‍‍‍‍‍‍‍‍‍‍‍‍‍‍‍‍‍‍‍‍‍‍‍‍‍‍‍‍‍‍‍‍‍‍‍‍‍‍‍‍‍‍‍‍‍‍‍‍‍‍‍‍‍‍‍‍‍‍‍‍‍‍‍‍‍‍‍‍‍‍‍‍‍‍‍‍‍‍‍‍‍‍‍‍‍‍‍‍‍‍‍‍‍‍‍‍‍‍‍‍‍‍‍‍‍‍‍‍‍‍‍‍‍‍‍‍‍‍‍‍‍‍‍‍‍‍‍‍‍‍‍‍‍‍‍‍‍‍‍‍‍‍‍‍‍‍‍‍‍‍‍‍‍‍‍‍‍‍‍‍‍‍‍‍‍‍‍‍‍‍‍‍‍‍‍‍‍‍‍‍‍‍‍‍‍‍‍‍‍‍‍‍‍‍‍‍‍‍‍‍‍‍‍‍‍‍‍‍‍‍‍‍‍‍‍‍‍‍‍‍‍‍‍‍‍‍‍‍‍‍‍‍‍‍‍‍‍‍‍‍‍‍‍‍‍‍‍‍‍‍‍‍‍‍‍‍‍‍‍‍‍‍‍‍‍‍‍‍‍‍‍‍‍‍‍‍‍‍‍‍‍‍‍‍‍‍‍‍‍‍‍‍‍‍‍‍‍‍‍‍‍‍‍‍‍‍‍‍‍‍‍‍‍‍‍‍‍‍‍‍‍‍‍‍‍‍‍‍‍‍‍‍‍‍‍‍‍‍‍‍‍‍‍‍‍‍‍‍‍‍‍‍‍‍‍‍‍‍‍‍‍‍‍‍‍‍‍‍‍‍‍‍‍‍‍‍‍‍‍‍‍‍‍‍‍‍‍‍‍‍‍‍‍‍‍‍‍‍‍‍‍‍‍‍‍‍‍‍‍‍‍‍‍‍‍‍‍‍‍‍‍‍‍‍‍‍‍‍‍‍‍‍‍‍‍‍‍‍‍‍‍‍‍‍‍‍‍‍‍‍‍‍‍‍‍‍‍‍‍‍‍‍‍‍‍‍‍‍‍‍‍‍‍‍‍‍‍‍‍‍‍‍‍‍‍‍‍‍‍‍‍‍‍‍‍‍‍‍‍‍‍‍‍‍‍‍‍‍‍‍‍‍‍‍‍‍‍‍‍‍‍‍‍‍‍‍‍‍‍‍‍‍‍‍‍‍‍‍‍‍‍‍‍‍‍‍‍‍‍‍‍‍‍‍‍‍‍‍‍‍‍‍‍‍‍‍‍‍‍‍‍‍‍‍‍‍‍‍‍‍‍‍‍‍‍‍‍‍‍‍‍‍‍‍‍‍‍‍‍‍‍‍‍‍‍‍‍‍‍‍‍‍‍‍‍‍‍‍‍‍‍‍‍‍‍‍‍‍‍‍‍‍‍‍‍‍‍‍‍‍‍‍‍‍‍‍‍‍‍‍‍‍‍‍‍‍‍‍‍‍‍‍‍‍‍‍‍‍‍‍‍‍‍‍‍‍‍‍‍‍‍‍‍‍‍‍‍‍‍‍‍‍‍‍‍‍‍‍‍‍‍‍‍‍‍‍‍‍‍‍‍‍‍‍‍‍‍‍‍‍‍‍‍‍‍‍‍‍‍‍‍‍‍‍‍‍‍‍‍‍‍‍‍‍‍‍‍‍‍‍‍‍‍‍‍‍‍‍‍‍‍‍‍‍‍‍‍‍‍‍‍‍‍‍‍‍‍‍‍‍‍‍‍‍‍‍‍‍‍‍‍‍‍‍‍‍‍‍‍‍‍‍‍‍‍‍‍‍‍‍‍‍‍‍‍‍‍‍‍‍‍‍‍‍‍‍‍‍‍‍‍‍‍‍‍‍‍‍‍‍‍‍‍‍‍‍‍‍‍‍‍‍‍‍‍‍‍‍‍‍‍‍‍‍‍‍‍‍‍‍‍‍‍‍‍‍‍‍‍‍‍‍‍‍‍‍‍‍‍‍‍‍‍‍‍‍‍‍‍‍‍‍‍‍‍‍‍‍‍‍‍‍‍‍‍‍‍‍‍‍‍‍‍‍‍‍‍‍‍‍‍‍‍‍‍‍‍‍‍‍‍‍‍‍‍‍‍‍‍‍‍‍‍‍‍‍‍‍‍‍‍‍‍‍‍‍‍‍‍‍‍‍‍‍‍‍‍‍‍‍‍‍‍‍‍‍‍‍‍‍‍‍‍‍‍‍‍‍‍‍‍‍‍‍‍‍‍‍‍‍‍‍‍‍‍‍‍‍‍‍‍‍‍‍‍‍‍‍‍‍‍‍‍‍‍‍‍‍‍‍‍‍‍‍‍‍‍‍‍‍‍‍‍‍‍‍‍‍‍‍‍‍‍‍‍‍‍‍‍‍‍‍‍‍‍‍‍‍‍‍‍‍‍‍‍‍‍‍‍‍‍‍‍‍‍‍‍‍‍‍‍‍‍‍‍‍‍‍‍‍‍‍‍‍‍‍‍‍‍‍‍‍‍‍‍‍‍‍‍‍‍‍‍‍‍‍‍‍‍‍‍‍‍‍‍‍‍‍‍‍‍‍‍‍‍‍‍‍‍‍‍‍‍‍‍‍‍‍‍‍‍‍‍‍‍‍‍‍‍‍‍‍‍‍‍‍‍‍‍‍‍‍‍‍‍‍‍‍‍‍‍‍‍‍‍‍‍‍‍‍‍‍‍‍‍‍‍‍‍‍‍‍‍‍‍‍‍‍‍‍‍‍‍‍‍‍‍‍‍‍‍‍‍‍‍‍‍‍‍‍‍‍‍‍‍‍‍‍‍‍‍‍‍‍‍‍‍‍‍‍‍‍‍‍‍‍‍‍‍‍‍‍‍‍‍‍‍‍‍‍‍‍‍‍‍‍‍‍‍‍‍‍‍‍‍‍‍‍‍‍‍‍‍‍‍‍‍‍‍‍‍‍‍‍‍‍‍‍‍‍‍‍‍‍‍‍‍‍‍‍‍‍‍‍‍‍‍‍‍‍‍‍‍‍‍‍‍‍‍‍‍‍‍‍‍‍‍‍‍‍‍‍‍‍‍‍‍‍‍‍‍‍‍‍‍‍‍‍‍‍‍‍‍‍‍‍‍‍‍‍‍‍‍‍‍‍‍‍‍‍‍‍‍‍‍‍‍‍‍‍‍‍‍‍‍‍‍‍‍‍‍‍‍‍‍‍‍‍‍‍‍‍‍‍‍‍‍‍‍‍‍‍‍‍‍‍‍‍‍‍‍‍‍‍‍‍‍‍‍‍‍‍‍‍‍‍‍‍‍‍‍‍‍‍‍‍‍‍‍‍‍‍‍‍‍‍‍‍‍‍‍‍‍‍‍‍‍‍‍‍‍‍‍‍‍‍‍‍‍‍‍‍‍‍‍‍‍‍‍‍‍‍‍‍‍‍‍‍‍‍‍‍‍‍‍‍‍‍‍‍‍‍‍‍‍‍‍‍‍‍‍‍‍‍‍‍‍‍‍‍‍‍‍‍‍‍‍‍‍‍‍‍‍‍‍‍‍‍‍‍‍‍‍‍‍‍‍‍‍‍‍‍‍‍‍‍‍‍‍‍‍‍‍‍‍‍‍‍‍‍‍‍‍‍‍‍‍‍‍‍‍‍‍‍‍‍‍‍‍‍‍‍‍‍‍‍‍‍‍‍‍‍‍‍‍‍‍‍‍‍‍‍‍‍‍‍‍‍‍‍‍‍‍‍‍‍‍‍‍‍‍‍‍‍‍‍‍‍‍‍‍‍‍‍‍‍‍‍‍‍‍‍‍‍‍‍‍‍‍‍‍‍‍‍‍‍‍‍‍‍‍‍‍‍‍‍‍‍‍‍‍‍‍‍‍‍‍‍‍‍‍‍‍‍‍‍‍‍‍‍‍‍‍‍‍‍‍‍‍‍‍‍‍‍‍‍‍‍‍‍‍‍‍‍‍‍‍‍‍‍‍‍‍‍‍‍‍‍‍‍‍‍‍‍‍‍‍‍‍‍‍‍‍‍‍‍‍‍‍‍‍‍‍‍‍‍‍‍‍‍‍‍‍‍‍‍‍‍‍‍‍‍‍‍‍‍‍‍‍‍‍‍‍‍‍‍‍‍‍‍‍‍‍‍‍‍‍‍‍‍‍‍‍‍‍‍‍‍‍‍‍‍‍‍‍‍‍‍‍‍‍‍‍‍‍‍‍‍‍‍‍‍‍‍‍‍‍‍‍‍‍‍‍‍‍‍‍‍‍‍‍‍‍‍‍‍‍‍‍‍‍‍‍‍‍‍‍‍‍‍‍‍‍‍‍‍‍‍‍‍‍‍‍‍‍‍‍